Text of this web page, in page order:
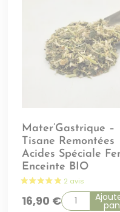
Mater’Gastrique –
Tisane Remontées
Acides Spéciale
Enceinte BIO
16,90 €